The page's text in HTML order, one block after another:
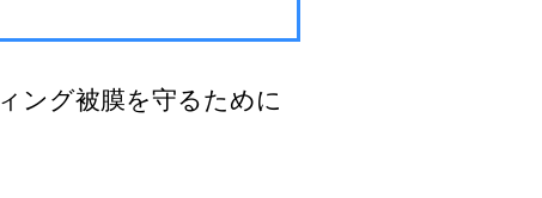
ング被膜を守るために